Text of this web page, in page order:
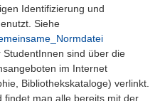
Identifizierung und
Siehe
sind über die
im Internet
Bibliothekskataloge) verlinkt.
findet man alle bereits mit der